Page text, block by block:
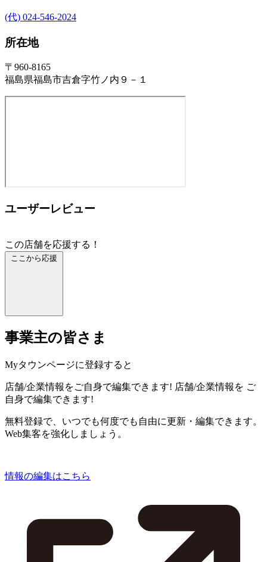
(代) 024-546-2024
所在地
〒960-8165
福島県福島市吉倉字竹ノ内９－１
ユーザーレビュー
この店舗を応援する！
ここから応援
事業主の皆さま
Myタウンページに登録すると
店舗/企業情報をご自身で編集できます! 店舗/企業情報を ご
自身で編集できます!
無料登録で、いつでも何度でも自由に更新・編集できます。
Web集客を強化しましょう。
情報の編集はこちら